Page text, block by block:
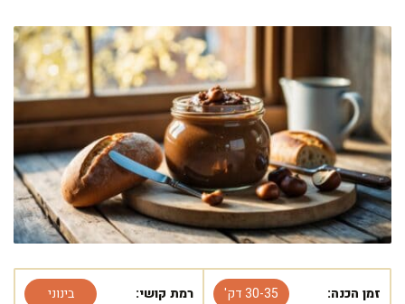
זמן הכנה: 30-35 דק' רמת קושי: בינוני